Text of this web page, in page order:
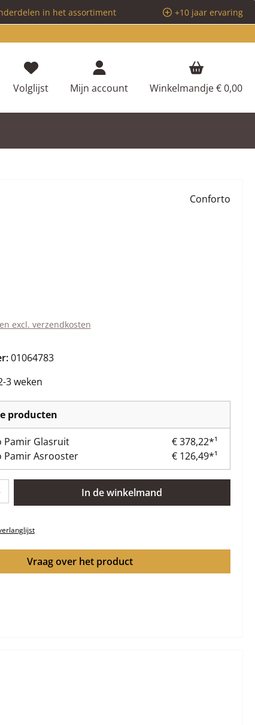
in het assortiment
+10 jaar ervaring
VolglijstJe hebt 0 items op je verlanglijstje
Mijn account Winkelmandje€ 0,00
Conforto
excl. verzendkosten
01064783
3 weken
producten
Pamir Glasruit
€ 378,22*¹
Pamir Asrooster
€ 126,49*¹
Voer de gewenste hoeveelheid in of gebruik de knoppen
In de winkelmand
Vraag over het product